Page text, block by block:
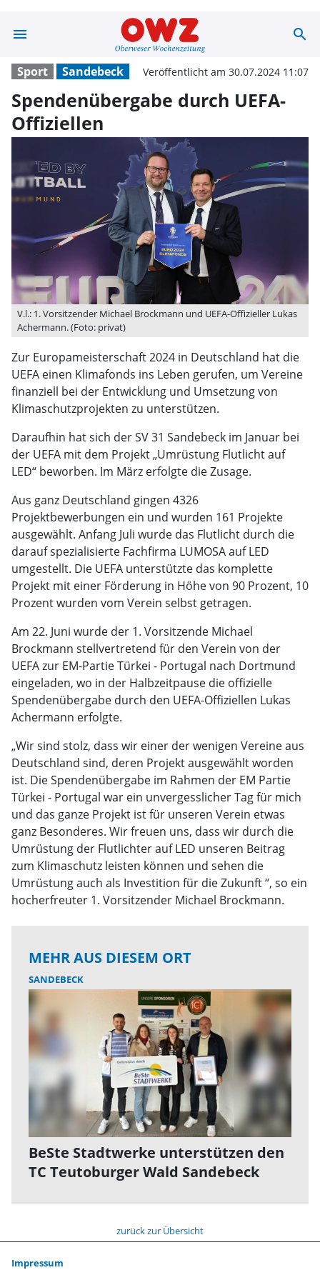
menu search
Sport Sandebeck Veröffentlicht am 30.07.2024 11:07
Spendenübergabe durch UEFA-
Offiziellen
V.l.: 1. Vorsitzender Michael Brockmann und UEFA-Offizieller Lukas
Achermann. (Foto: privat)
Zur Europameisterschaft 2024 in Deutschland hat die
UEFA einen Klimafonds ins Leben gerufen, um Vereine
finanziell bei der Entwicklung und Umsetzung von
Klimaschutzprojekten zu unterstützen.
Daraufhin hat sich der SV 31 Sandebeck im Januar bei
der UEFA mit dem Projekt „Umrüstung Flutlicht auf
LED“ beworben. Im März erfolgte die Zusage.
Aus ganz Deutschland gingen 4326
Projektbewerbungen ein und wurden 161 Projekte
ausgewählt. Anfang Juli wurde das Flutlicht durch die
darauf spezialisierte Fachfirma LUMOSA auf LED
umgestellt. Die UEFA unterstützte das komplette
Projekt mit einer Förderung in Höhe von 90 Prozent, 10
Prozent wurden vom Verein selbst getragen.
Am 22. Juni wurde der 1. Vorsitzende Michael
Brockmann stellvertretend für den Verein von der
UEFA zur EM-Partie Türkei - Portugal nach Dortmund
eingeladen, wo in der Halbzeitpause die offizielle
Spendenübergabe durch den UEFA-Offiziellen Lukas
Achermann erfolgte.
„Wir sind stolz, dass wir einer der wenigen Vereine aus
Deutschland sind, deren Projekt ausgewählt worden
ist. Die Spendenübergabe im Rahmen der EM Partie
Türkei - Portugal war ein unvergesslicher Tag für mich
und das ganze Projekt ist für unseren Verein etwas
ganz Besonderes. Wir freuen uns, dass wir durch die
Umrüstung der Flutlichter auf LED unseren Beitrag
zum Klimaschutz leisten können und sehen die
Umrüstung auch als Investition für die Zukunft “, so ein
hocherfreuter 1. Vorsitzender Michael Brockmann.
MEHR AUS DIESEM ORT
SANDEBECK
BeSte Stadtwerke unterstützen den
TC Teutoburger Wald Sandebeck
zurück zur Übersicht
Impressum